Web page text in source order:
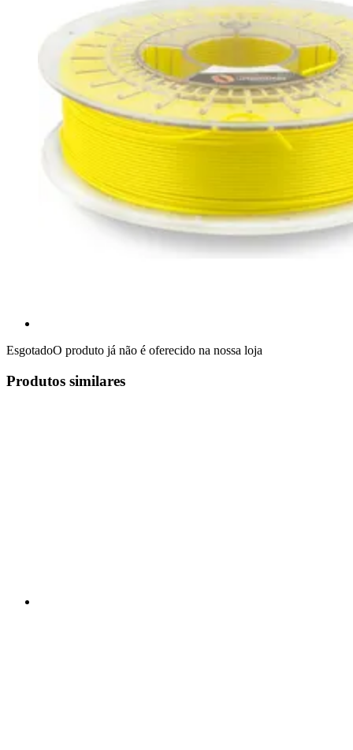
EsgotadoO produto já não é oferecido na nossa loja
Produtos similares